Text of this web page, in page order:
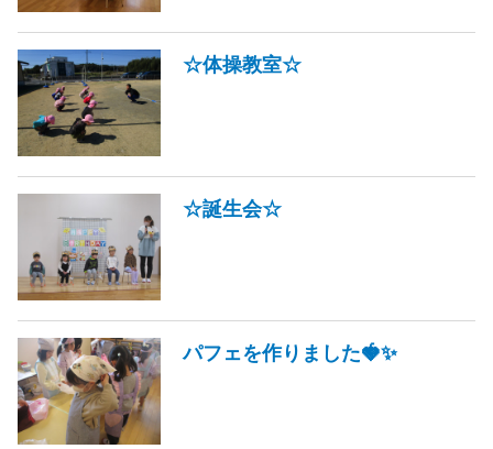
☆体操教室☆
☆誕生会☆
パフェを作りました🍓✨